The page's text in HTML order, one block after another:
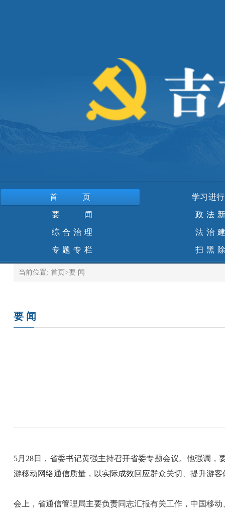
首页 学习进
要 闻 政法
综合治理 法治
专题专栏 扫黑
当前位置: 首页 >要 闻
要 闻
5月28日，省委书记黄强主持召开省委专题会议。他强调
游移动网络通信质量，以实际成效回应群众关切、提升游客
会上，省通信管理局主要负责同志汇报有关工作，中国移